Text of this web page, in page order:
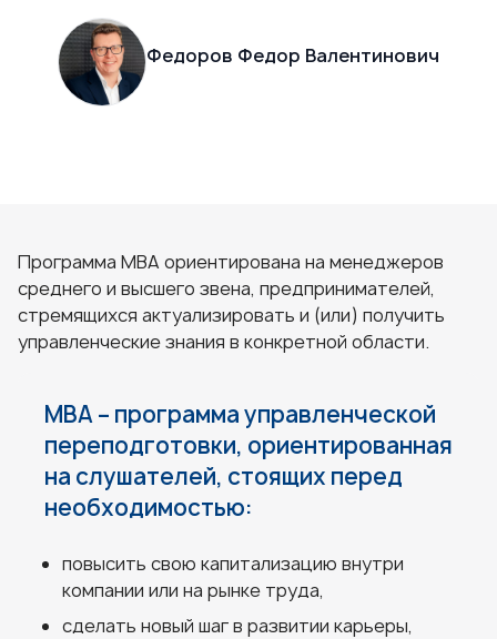
Федоров Федор Валентинович
Программа MBA ориентирована на менеджеров
среднего и высшего звена, предпринимателей,
стремящихся актуализировать и (или) получить
управленческие знания в конкретной области.
MBA – программа управленческой
переподготовки, ориентированная
на слушателей, стоящих перед
необходимостью:
повысить свою капитализацию внутри
компании или на рынке труда,
сделать новый шаг в развитии карьеры,